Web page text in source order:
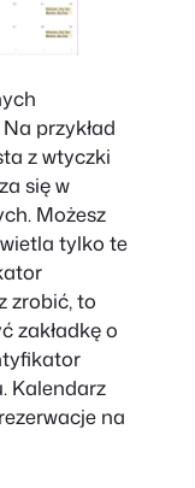
przykład
z wtyczki
się w
Możesz
tylko te
zrobić, to
zakładkę o
Kalendarz
na